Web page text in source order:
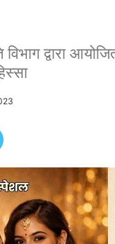
द्वारा